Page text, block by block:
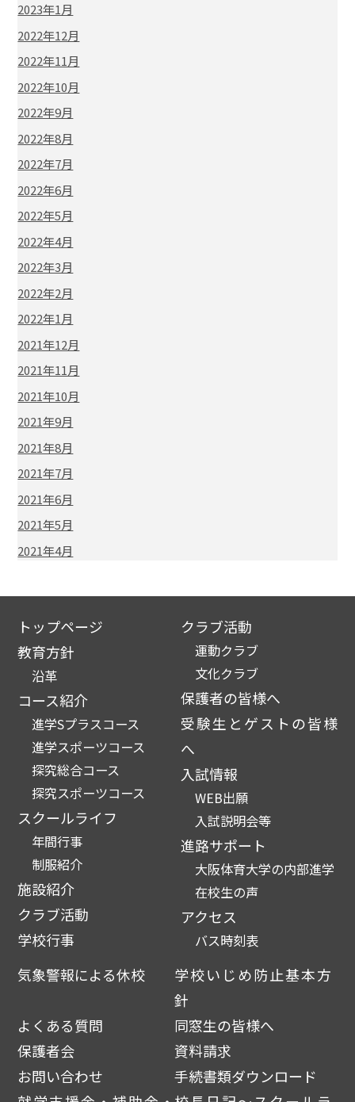
2023年1月
2022年12月
2022年11月
2022年10月
2022年9月
2022年8月
2022年7月
2022年6月
2022年5月
2022年4月
2022年3月
2022年2月
2022年1月
2021年12月
2021年11月
2021年10月
2021年9月
2021年8月
2021年7月
2021年6月
2021年5月
2021年4月
トップページ
教育方針
沿革
コース紹介
進学Sプラスコース
進学スポーツコース
探究総合コース
探究スポーツコース
スクールライフ
年間行事
制服紹介
施設紹介
クラブ活動
学校行事
クラブ活動
運動クラブ
文化クラブ
保護者の皆様へ
受験生とゲストの皆様
へ
入試情報
WEB出願
入試説明会等
進路サポート
大阪体育大学の内部進学
在校生の声
アクセス
バス時刻表
気象警報による休校
学校いじめ防止基本方
針
よくある質問
同窓生の皆様へ
保護者会
資料請求
お問い合わせ
手続書類ダウンロード